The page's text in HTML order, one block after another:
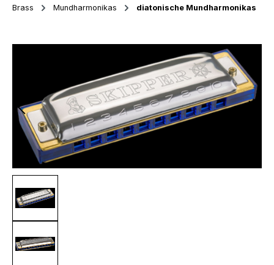
Brass Mundharmonikas diatonische Mundharmonikas
Bildergalerie überspringen